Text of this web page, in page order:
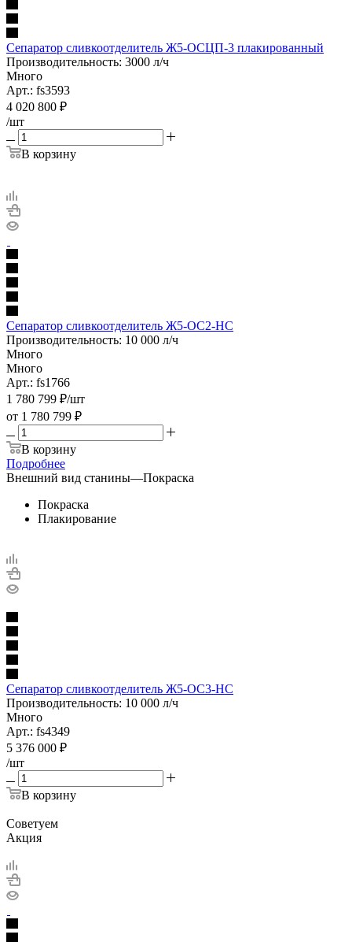
Сепаратор сливкоотделитель Ж5-ОСЦП-3 плакированный
Производительность: 3000 л/ч
Много
Арт.: fs3593
4 020 800 ₽
/шт
В корзину
Сепаратор сливкоотделитель Ж5-ОС2-НС
Производительность: 10 000 л/ч
Много
Много
Арт.: fs1766
1 780 799 ₽/шт
от 1 780 799 ₽
В корзину
Подробнее
Внешний вид станины—Покраска
Покраска
Плакирование
Сепаратор сливкоотделитель Ж5-ОС3-НС
Производительность: 10 000 л/ч
Много
Арт.: fs4349
5 376 000 ₽
/шт
В корзину
Советуем
Акция